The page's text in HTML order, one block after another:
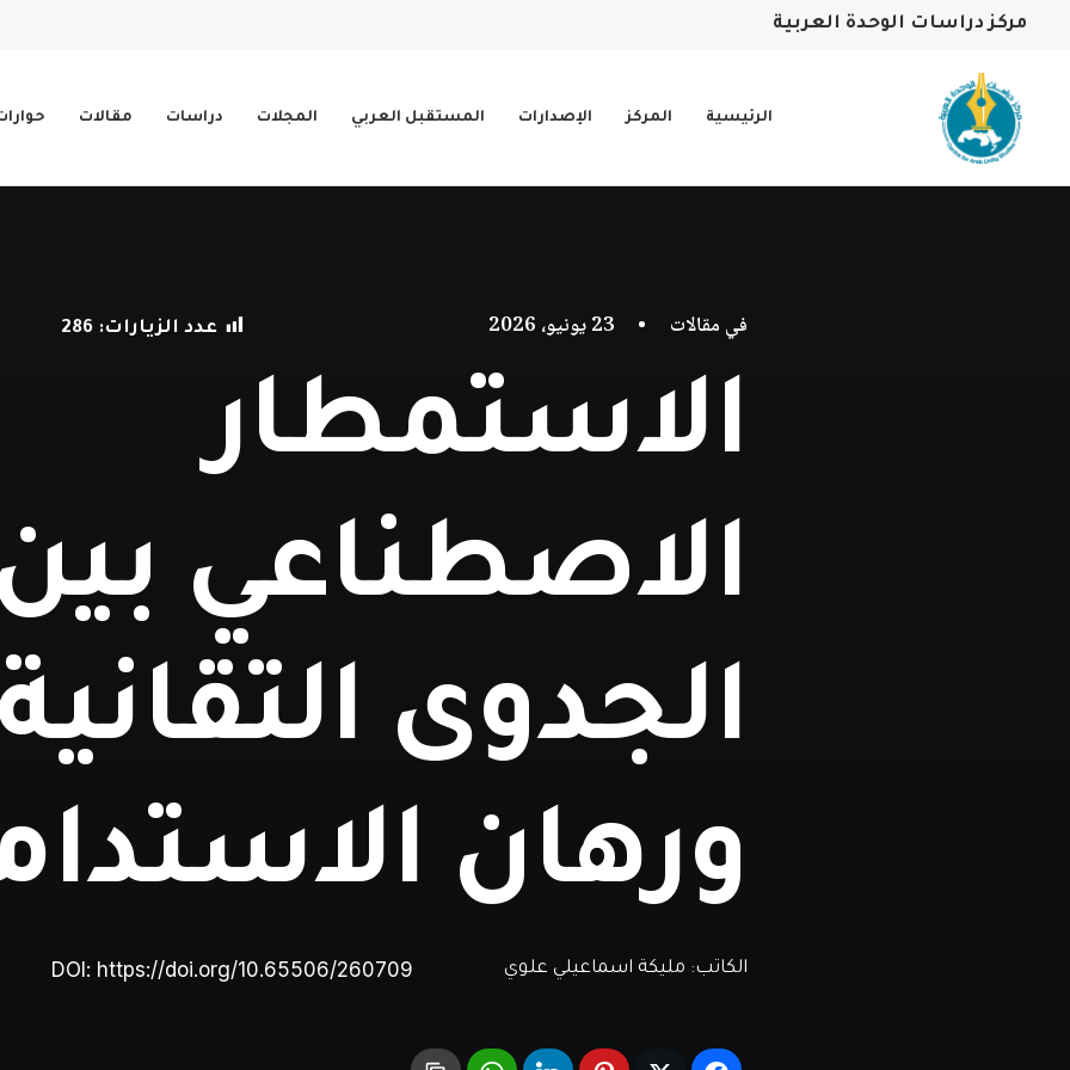
مركز دراسات الوحدة العربية
الرئيسية المركز الإصدارات المستقبل العربي المجلات دراسات مقالات
في مقالات • 23 يونيو، 2026 عدد الزيارات: 286
الاستمطار
الاصطناعي
الجدوى
ورهان
الكاتب: مليكة اسماعيلي علوي DOI: https://doi.org/10.65506/260709